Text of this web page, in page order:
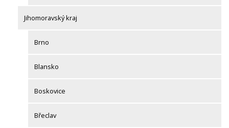
Jihomoravský kraj
Brno
Blansko
Boskovice
Břeclav